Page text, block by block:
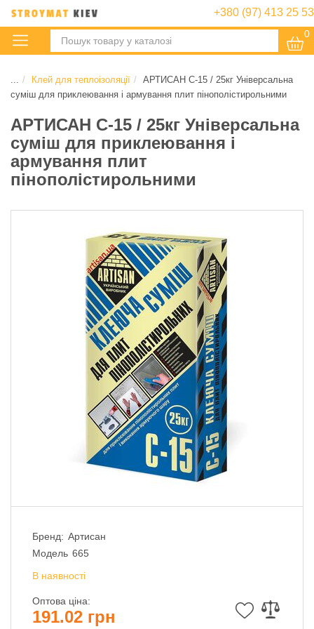
+380 (97) 413 25 53
0
Клей для теплоізоляції
АРТИСАН С-15 / 25кг Універсальна
суміш для приклеювання і армування плит пінополістирольними
АРТИСАН С-15 / 25кг Універсальна
суміш для приклеювання і
армування плит
пінополістирольними
Бренд: Артисан
Модель 665
В наявності
Оптова ціна:
191.02 грн